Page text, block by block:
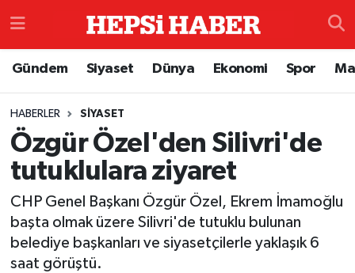
Gündem Siyaset Dünya Ekonomi Spor
HABERLER SIYASET
Özgür Özel'den Silivri'de
tutuklulara ziyaret
CHP Genel Başkanı Özgür Özel, Ekrem İmamoğlu
başta olmak üzere Silivri'de tutuklu bulunan
belediye başkanları ve siyasetçilerle yaklaşık 6
saat görüştü.
Çevre
Dünya
Eğitim
Ekonomi
İzmir Namaz Vakitleri
İstanbul Trafik Yoğunluk Haritası
Süper Lig Puan Durumu ve Fikstür
Tüm Manşetler